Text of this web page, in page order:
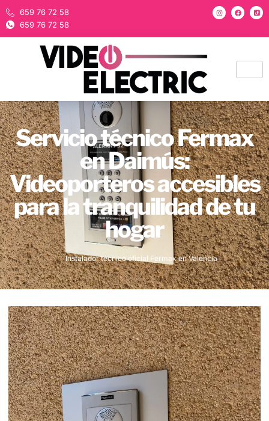
659 76 72 58
659 76 72 58
Servicio técnico Fermax
en Daimús:
Videoporteros accesibles
para la tranquilidad de tu
hogar
Instalador técnico oficial Fermax en Valencia